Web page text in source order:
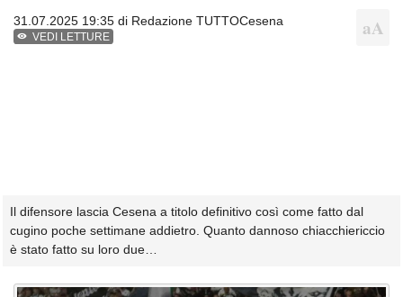
31.07.2025 19:35 di Redazione TUTTOCesena
VEDI LETTURE
Il difensore lascia Cesena a titolo definitivo così come fatto dal
cugino poche settimane addietro. Quanto dannoso chiacchiericcio
è stato fatto su loro due…